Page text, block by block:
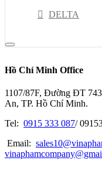
DELTA
PISCO
HIOKI
GOOT
Hồ Chí Minh Office
1107/87F, Đường ĐT
An, TP. Hồ Chí Minh.
Tel: 0915 333 087/
Email: